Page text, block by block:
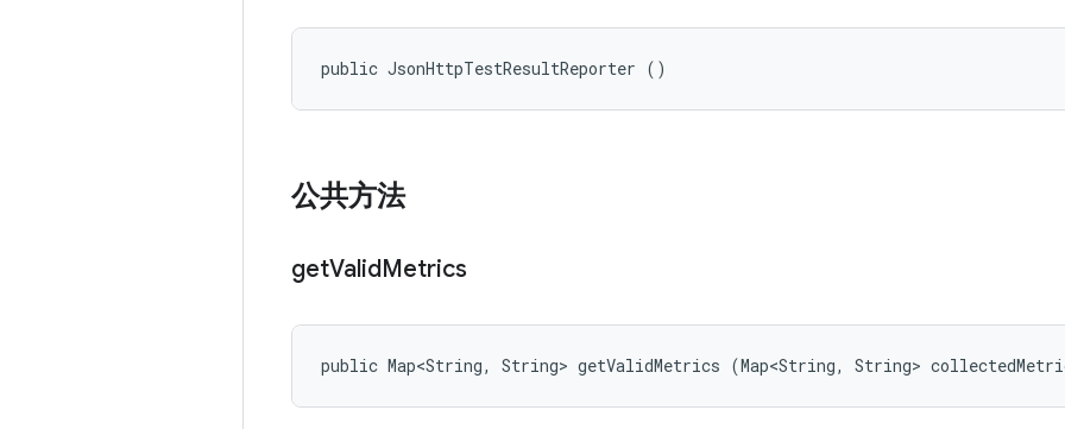
public JsonHttpTestResultReporter ()
公共方法
getValidMetrics
public Map<String, String> getValidMetrics (Map<String, String>